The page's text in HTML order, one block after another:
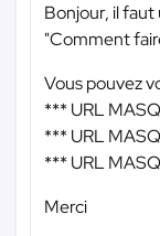
Bonjour, il
"Comment
Vous pouvez
*** URL
*** URL
*** URL
Merci